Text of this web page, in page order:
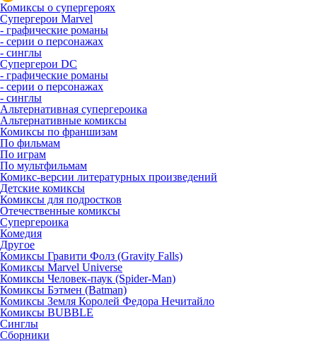
Комиксы о супергероях
Супергерои Marvel
- графические романы
- серии о персонажах
- синглы
Супергерои DC
- графические романы
- серии о персонажах
- синглы
Альтернативная супергероика
Альтернативные комиксы
Комиксы по франшизам
По фильмам
По играм
По мультфильмам
Комикс-версии литературных произведений
Детские комиксы
Комиксы для подростков
Отечественные комиксы
Супергероика
Комедия
Другое
Комиксы Гравити Фолз (Gravity Falls)
Комиксы Marvel Universe
Комиксы Человек-паук (Spider-Man)
Комиксы Бэтмен (Batman)
Комиксы Земля Королей Федора Нечитайло
Комиксы BUBBLE
Синглы
Сборники